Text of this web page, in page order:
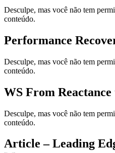
Desculpe, mas você não tem
conteúdo.
Performance
Desculpe, mas você não tem
conteúdo.
WS From Reactance
Desculpe, mas você não tem
conteúdo.
Article – Leading